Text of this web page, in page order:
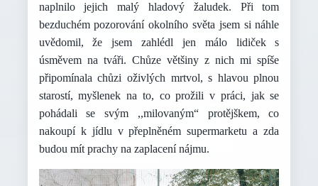
naplnilo jejich malý hladový žaludek. Při tom
bezduchém pozorování okolního světa jsem si náhle
uvědomil, že jsem zahlédl jen málo lidiček s
úsměvem na tváři. Chůze většiny z nich mi spíše
připomínala chůzi oživlých mrtvol, s hlavou plnou
starostí, myšlenek na to, co prožili v práci, jak se
pohádali se svým ,,milovaným“ protějškem, co
nakoupí k jídlu v přeplněném supermarketu a zda
budou mít prachy na zaplacení nájmu.